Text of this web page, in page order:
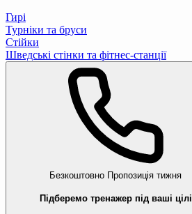
Гирі
Турніки та бруси
Стійки
Шведські стінки та фітнес-станції
Безкоштовно Пропозиція тижня
Підберемо тренажер під ваші цілі